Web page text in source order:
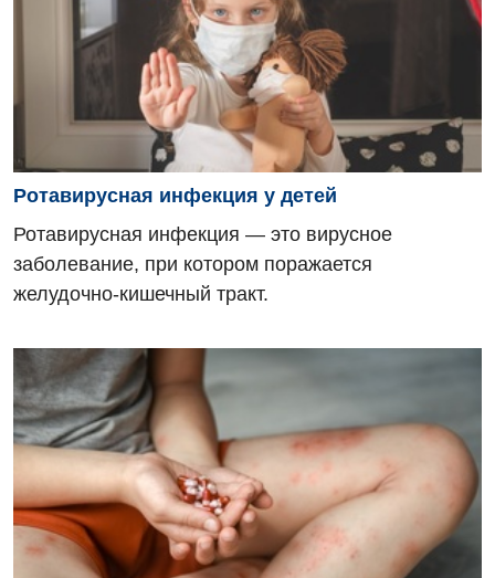
Неврология
Нейрохирургия
Онкологическое отделение
Ортопедия и травматология
Отделение интенсивной терапии
Отделение неотложных состояний
Офтальмологическое отделение
Педиатрическое отделение
Проктология
Пульмонология
Сосудистая хирургия
Ротавирусная инфекция у детей
Ротавирусная инфекция — это вирусное
заболевание, при котором поражается
желудочно-кишечный тракт.